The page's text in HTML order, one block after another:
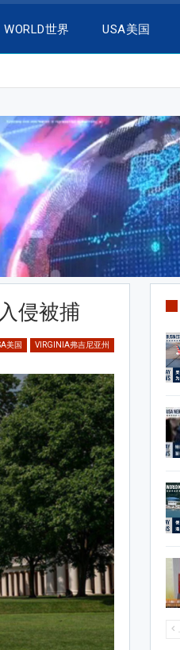
WORLD世界 USA美国
侵被捕
美国 VIRGINIA弗吉尼亚州